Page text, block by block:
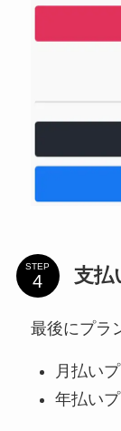
STEP 支払
最後にプラ
月払い
年払い